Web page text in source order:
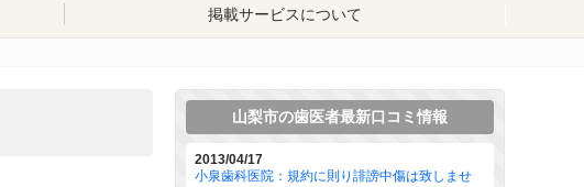
掲載サービスについて
山梨市の歯医者最新口コミ情報
2013/04/17
小泉歯科医院：規約に則り誹謗中傷は致しませ